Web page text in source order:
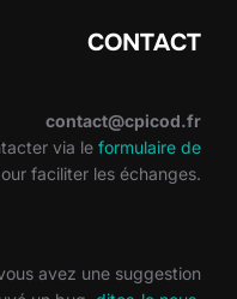
CONTACT
contact@cpicod.fr
via le formulaire de
faciliter les échanges.
avez une suggestion